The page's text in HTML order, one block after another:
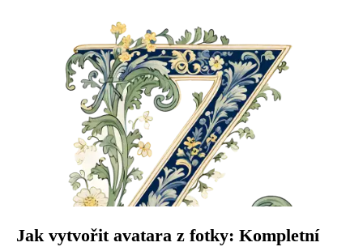
Jak vytvořit avatara z fotky: Kompletní